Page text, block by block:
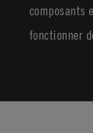
composants
fonctionner